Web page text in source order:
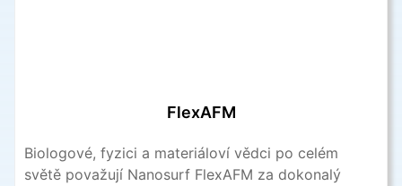
FlexAFM
Biologové, fyzici a materiáloví vědci po celém
světě považují Nanosurf FlexAFM za dokonalý